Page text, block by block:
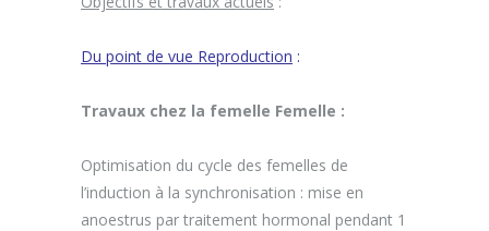
Du point de vue Reproduction :
Travaux chez la femelle Femelle :
Optimisation du cycle des femelles de
l’induction à la synchronisation : mise en
anoestrus par traitement hormonal pendant 1